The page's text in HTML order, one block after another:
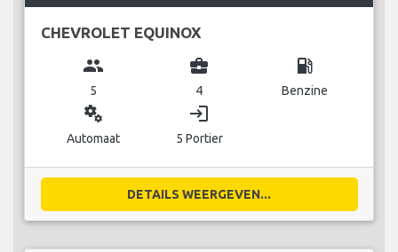
CHEVROLET EQUINOX
group
5
business_center
4
local_gas_station
Benzine
miscellaneous_services
Automaat
login
5 Portier
DETAILS WEERGEVEN...